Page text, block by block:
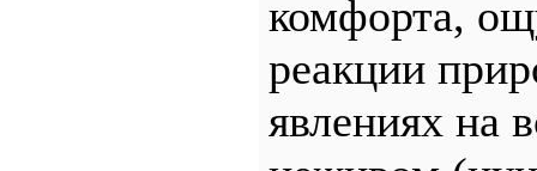
комфорта,
реакции
явлениях на